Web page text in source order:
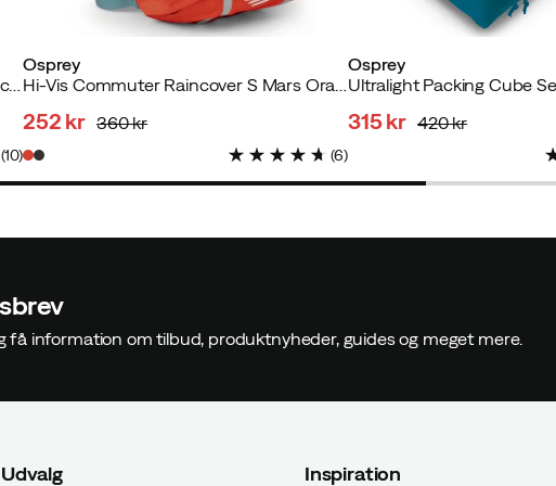
Bekræftet køber
11 måneder siden
Women's Bamboo Hipsters 3-Pack Black Beauty+bright White+grape
(10)
Osprey
Hi-Vis Commuter Raincover S Mars Orange
discounted
price
252 kr
original
price
360 kr
(6)
Osprey
315 kr 420 kr
få information om tilbud, produktnyheder, guides og meget mere.
Udvalg Inspiration